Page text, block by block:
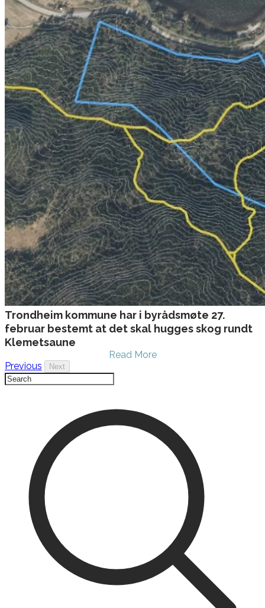
Trondheim kommune har i byrådsmøte 27.
februar bestemt at det skal hugges skog rundt
Klemetsaune
Read More
Previous
Next